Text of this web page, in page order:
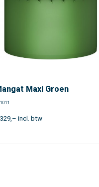
Maxi Groen
329,– incl. btw